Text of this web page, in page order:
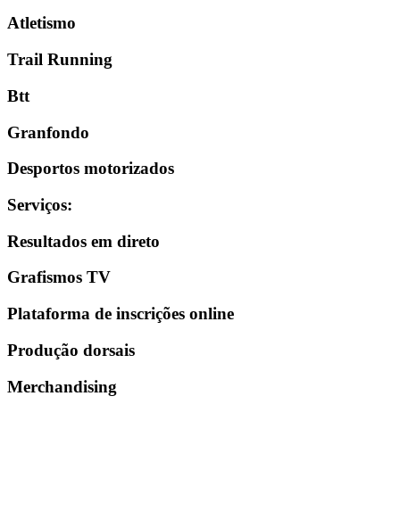
Atletismo
Trail Running
Btt
Granfondo
Desportos motorizados
Serviços:
Resultados em direto
Grafismos TV
Plataforma de inscrições online
Produção dorsais
Merchandising